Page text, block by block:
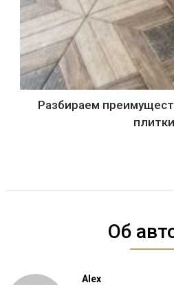
Разбираем
плитки
Об
Alex